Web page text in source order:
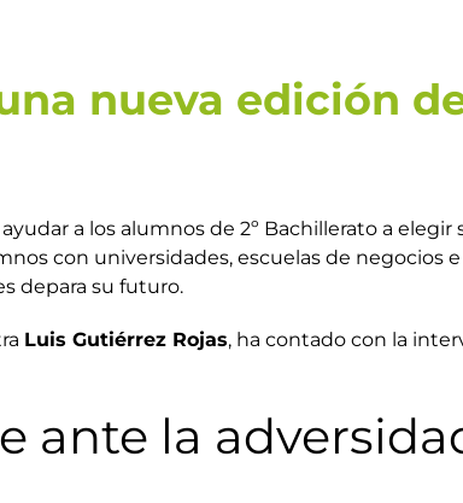
nueva edición
a los alumnos de 2º Bachillerato a
con universidades, escuelas de negocios
depara su futuro.
Luis Gutiérrez Rojas, ha contado con la
ante la